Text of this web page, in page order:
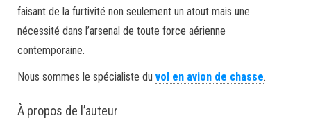
faisant de la furtivité non seulement un atout mais une
nécessité dans l’arsenal de toute force aérienne
contemporaine.
Nous sommes le spécialiste du vol en avion de chasse.
À propos de l’auteur